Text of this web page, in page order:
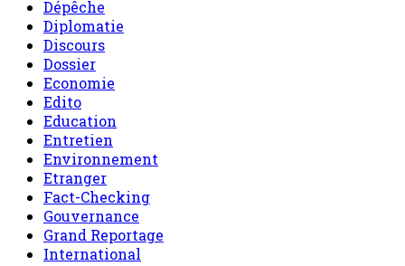
Dépêche
Diplomatie
Discours
Dossier
Economie
Edito
Education
Entretien
Environnement
Etranger
Fact-Checking
Gouvernance
Grand Reportage
International